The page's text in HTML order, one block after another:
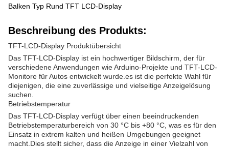
Balken Typ Rund TFT LCD-Display
Beschreibung des Produkts:
TFT-LCD-Display Produktübersicht
Das TFT-LCD-Display ist ein hochwertiger Bildschirm, der für
verschiedene Anwendungen wie Arduino-Projekte und TFT-LCD-
Monitore für Autos entwickelt wurde.es ist die perfekte Wahl für
diejenigen, die eine zuverlässige und vielseitige Anzeigelösung
suchen.
Betriebstemperatur
Das TFT-LCD-Display verfügt über einen beeindruckenden
Betriebstemperaturbereich von 30 °C bis +80 °C, was es für den
Einsatz in extrem kalten und heißen Umgebungen geeignet
macht.Dies stellt sicher, dass die Anzeige in einer Vielzahl von